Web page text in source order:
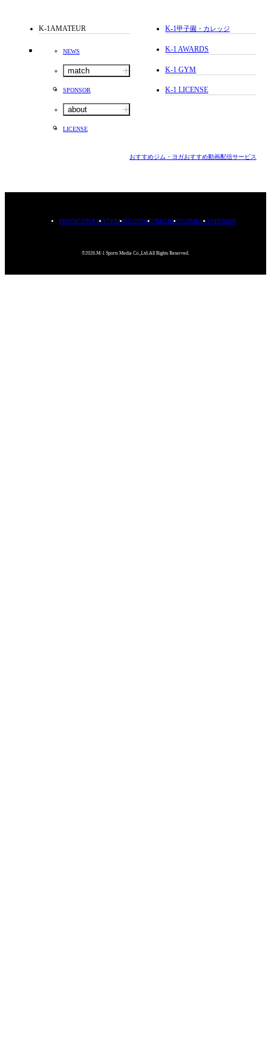
K-1AMATEUR
NEWS
match
SPONSOR
about
LICENSE
K-1甲子園・カレッジ
K-1 AWARDS
K-1 GYM
K-1 LICENSE
おすすめジム・ヨガおすすめ動画配信サービス
PRIVACYPOLICYTERMSCONTACTRECRUITCOMPANYMISSION
©2026.M-1 Sports Media Co.,Ltd.All Rights Reserved.